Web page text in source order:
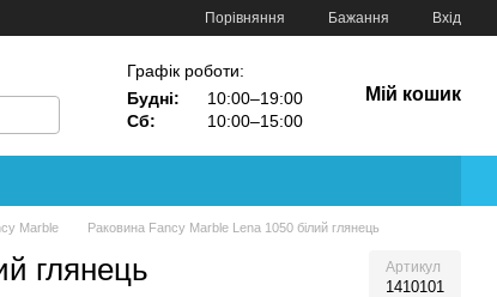
Порівняння Бажання Вхід
Графік роботи:
Будні:
10:00–19:00
Сб:
10:00–15:00
Мій кошик
Marble Раковина Fancy Marble Lena 1050 білий глянець
глянець Артикул
1410101